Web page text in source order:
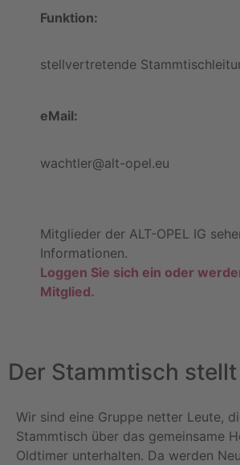
Funktion:
stellvertretende
eMail:
wachtler@alt-opel.eu
Mitglieder der ALT-OPEL IG
Informationen.
Loggen Sie sich ein oder
Mitglied.
Der Stammtisch
Wir sind eine Gruppe netter Leute,
Stammtisch über das gemeinsame
Oldtimer unterhalten. Da werden